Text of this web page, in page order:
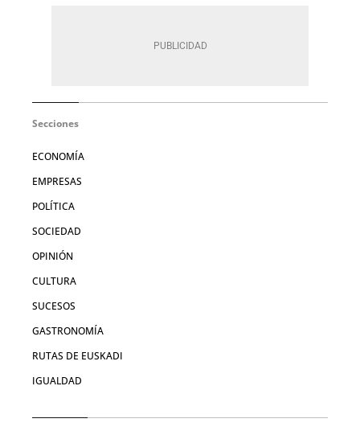
Secciones
ECONOMÍA
EMPRESAS
POLÍTICA
SOCIEDAD
OPINIÓN
CULTURA
SUCESOS
GASTRONOMÍA
RUTAS DE EUSKADI
IGUALDAD